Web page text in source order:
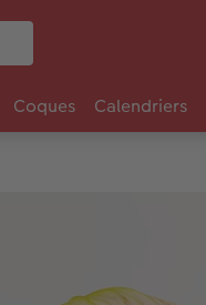
Coques Calendriers